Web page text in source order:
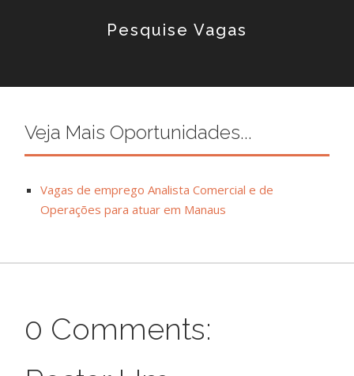
Pesquise Vagas
Veja Mais Oportunidades...
Vagas de emprego Analista Comercial e de
Operações para atuar em Manaus
0 Comments: